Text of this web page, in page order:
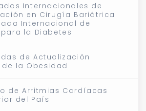
Internacionales de
en Cirugía Bariátrica
Internacional de
la Diabetes
de Actualización
la Obesidad
de Arritmias Cardíacas
del País